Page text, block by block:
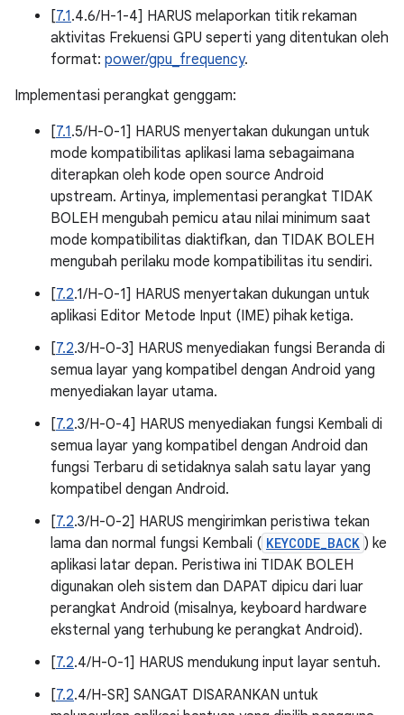
[7.1.4.6/H-1-4] HARUS melaporkan titik rekaman
aktivitas Frekuensi GPU seperti yang ditentukan oleh
format: power/gpu_frequency.
Implementasi perangkat genggam:
[7.1.5/H-0-1] HARUS menyertakan dukungan untuk
mode kompatibilitas aplikasi lama sebagaimana
diterapkan oleh kode open source Android
upstream. Artinya, implementasi perangkat TIDAK
BOLEH mengubah pemicu atau nilai minimum saat
mode kompatibilitas diaktifkan, dan TIDAK BOLEH
mengubah perilaku mode kompatibilitas itu sendiri.
[7.2.1/H-0-1] HARUS menyertakan dukungan untuk
aplikasi Editor Metode Input (IME) pihak ketiga.
[7.2.3/H-0-3] HARUS menyediakan fungsi Beranda di
semua layar yang kompatibel dengan Android yang
menyediakan layar utama.
[7.2.3/H-0-4] HARUS menyediakan fungsi Kembali di
semua layar yang kompatibel dengan Android dan
fungsi Terbaru di setidaknya salah satu layar yang
kompatibel dengan Android.
[7.2.3/H-0-2] HARUS mengirimkan peristiwa tekan
lama dan normal fungsi Kembali ( KEYCODE_BACK ) ke
aplikasi latar depan. Peristiwa ini TIDAK BOLEH
digunakan oleh sistem dan DAPAT dipicu dari luar
perangkat Android (misalnya, keyboard hardware
eksternal yang terhubung ke perangkat Android).
[7.2.4/H-0-1] HARUS mendukung input layar sentuh.
[7.2.4/H-SR] SANGAT DISARANKAN untuk